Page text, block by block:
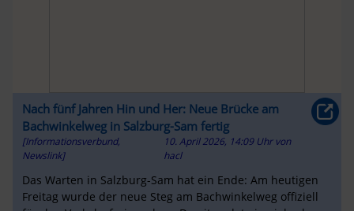
Nach fünf Jahren Hin und Her: Neue Brücke am
Bachwinkelweg in Salzburg-Sam fertig
[Informationsverbund,
Newslink]
10. April 2026, 14:09 Uhr von
hacl
Das Warten in Salzburg-Sam hat ein Ende: Am heutigen
Freitag wurde der neue Steg am Bachwinkelweg offiziell